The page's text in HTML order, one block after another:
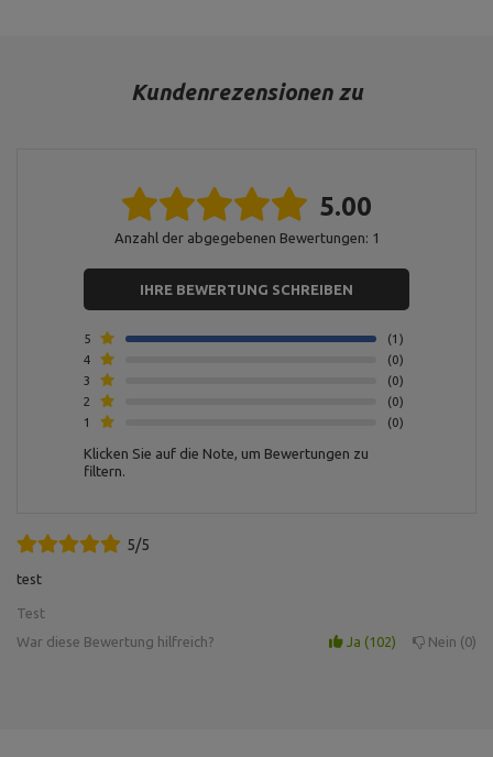
Verantwortliche
Spółka Komandytowa
Spółka Komandytowa
Address:
City:Starachowice
serwis@marbosport.eu
Postal Code:
Starachowice
Polen
E-mail address:
serwis@marbosport.eu
Kundenrezensionen zu
5.00
Anzahl der abgegebenen Bewertungen: 1
IHRE BEWERTUNG SCHREIBEN
5
1
4
0
3
0
2
0
1
0
Klicken Sie auf die Note, um Bewertungen zu
filtern.
5/5
test
Test
War diese Bewertung hilfreich?
Ja 102 Nein 0